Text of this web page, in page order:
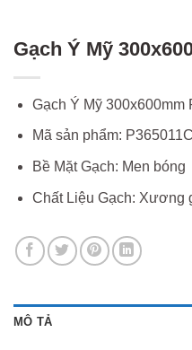
Gạch Ý Mỹ
Gạch Ý Mỹ 300x600mm
Mã sản phẩm: P365011C
Bề Mặt Gạch: Men bóng
Chất Liệu Gạch: Xương
MÔ TẢ